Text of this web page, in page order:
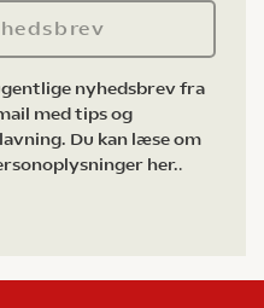
nyhedsbrev fra
med tips og
Du kan læse om
her..